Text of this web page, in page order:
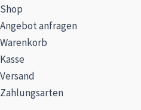
Shop
Angebot anfragen
Warenkorb
Kasse
Versand
Zahlungsarten